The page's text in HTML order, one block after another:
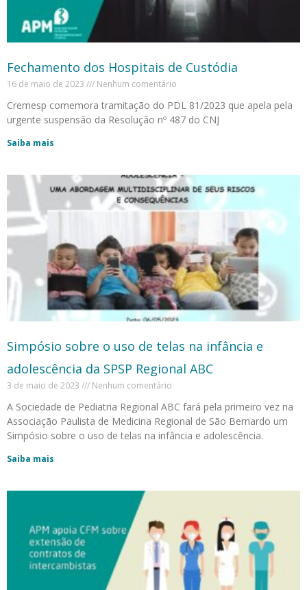
Fechamento dos Hospitais de Custódia
16 de maio de 2023 Nenhum comentário
Cremesp comemora tramitação do PDL 81/2023 que apela pela
urgente suspensão da Resolução nº 487 do CNJ
Saiba mais
Simpósio sobre o uso de telas na infância e
adolescência da SPSP Regional ABC
3 de maio de 2023 Nenhum comentário
A Sociedade de Pediatria Regional ABC fará pela primeiro vez na
Associação Paulista de Medicina Regional de São Bernardo um
Simpósio sobre o uso de telas na infância e adolescência.
Saiba mais